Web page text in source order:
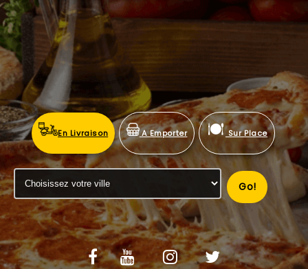
ACCUEIL
LA CARTE
VOTRE COMPTE
NOTRE RESTAURANT
VOS AVIS
MENTIONS LÉGALES
C.G.V
En Livraison A Emporter Sur Place
Go!